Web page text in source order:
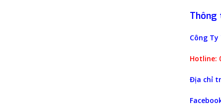
Thông
Công Ty
Hotline:
Địa chỉ